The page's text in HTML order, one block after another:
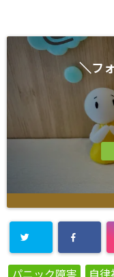
＼フ
パニック障害 自律